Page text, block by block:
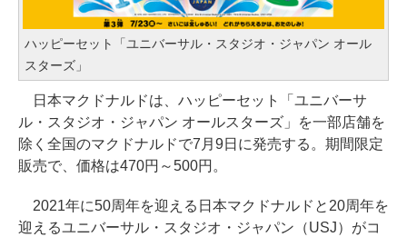
ハッピーセット「ユニバーサル・スタジオ・ジャパン オール
スターズ」
日本マクドナルドは、ハッピーセット「ユニバーサ
ル・スタジオ・ジャパン オールスターズ」を一部店舗を
除く全国のマクドナルドで7月9日に発売する。期間限定
販売で、価格は470円～500円。
2021年に50周年を迎える日本マクドナルドと20周年を
迎えるユニバーサル・スタジオ・ジャパン（USJ）がコ